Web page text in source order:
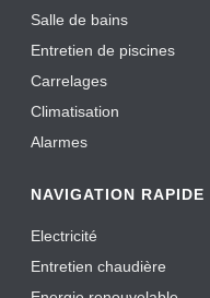
Salle de bains
Entretien de piscines
Carrelages
Climatisation
Alarmes
NAVIGATION RAPIDE
Electricité
Entretien chaudière